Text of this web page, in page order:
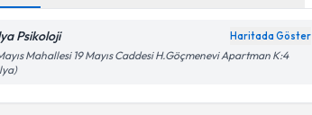
Psikoloji Haritada Göster
Mahallesi 19 Mayıs Caddesi H.Göçmenevi Apartman K:4